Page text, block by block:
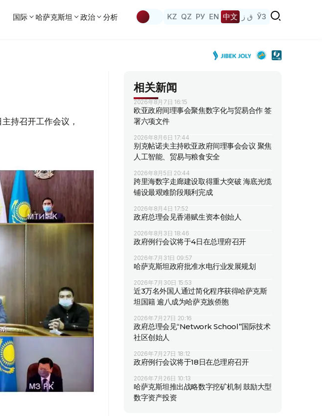
国际 哈萨克斯坦 政治 分析 KZ QZ РУ EN 中文 ق ز ЎЗ
持召开工作会议，
相关新闻
2026年8月7日 16:15
欧亚政府间理事会聚焦数字化与贸易合作 签
署六项文件
2026年8月6日 17:44
别克帖诺夫主持欧亚政府间理事会会议 聚焦
人工智能、贸易与粮食安全
2026年8月5日 20:44
跨里海数字走廊建设取得重大突破 海底光缆
铺设最艰难阶段顺利完成
2026年8月4日 17:52
政府总理会见香港赋生资本创始人
2026年8月3日 18:46
政府例行会议将于4日在总理府召开
2026年7月31日 09:57
哈萨克斯坦政府批准水电行业发展规划
2026年7月30日 15:53
近3万名外国人通过简化程序获得哈萨克斯
坦国籍 逾八成为哈萨克族侨胞
2026年7月27日 20:16
政府总理会见“Network School”国际技术
社区创始人
2026年7月27日 18:12
政府例行会议将于18日在总理府召开
2026年7月26日 10:13
哈萨克斯坦推出战略数字挖矿机制 鼓励大型
数字资产投资